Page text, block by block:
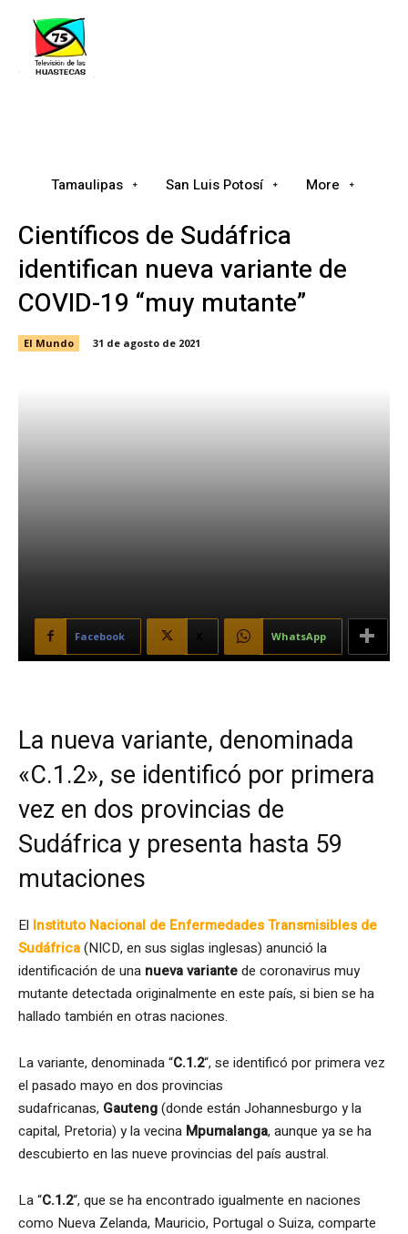
Tamaulipas San Luis Potosí More
Científicos de Sudáfrica
identifican nueva variante de
COVID-19 “muy mutante”
El Mundo 31 de agosto de 2021
Facebook WhatsApp
La nueva variante, denominada
«C.1.2», se identificó por primera
vez en dos provincias de
Sudáfrica y presenta hasta 59
mutaciones
El Instituto Nacional de Enfermedades Transmisibles de
Sudáfrica(NICD, en sus siglas inglesas) anunció la
identificación de una nueva variantede coronavirus muy
mutante detectada originalmente en este país, si bien se ha
hallado también en otras naciones.
La variante, denominada “C.1.2“, se identificó por primera vez
el pasado mayo en dos provincias
sudafricanas, Gauteng(donde están Johannesburgo y la
capital, Pretoria) y la vecina Mpumalanga, aunque ya se ha
descubierto en las nueve provincias del país austral.
La “C.1.2“, que se ha encontrado igualmente en naciones
como Nueva Zelanda, Mauricio, Portugal o Suiza, comparte